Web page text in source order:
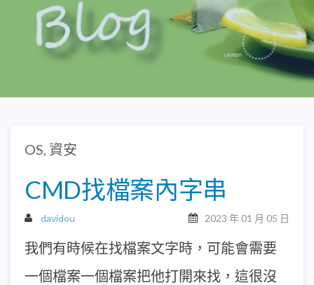
OS, 資安
CMD找檔案內字串
davidou 2023 年 01 月 05 日
我們有時候在找檔案文字時，可能會需要
一個檔案一個檔案把他打開來找，這很沒